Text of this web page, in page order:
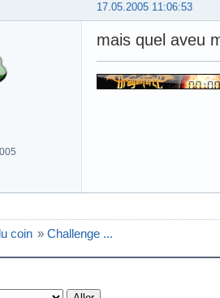
17.05.2005 11:06:53
mais quel aveu
coin » Challenge ...